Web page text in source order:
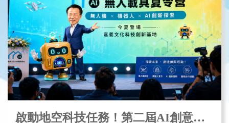
啟動地空科技任務！第二屆AI創意無人載具夏令營即起開放報名